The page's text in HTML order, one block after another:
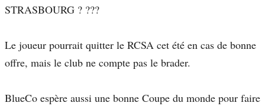
STRASBOURG ? ???
Le joueur pourrait quitter le RCSA cet été en cas de bonne
offre, mais le club ne compte pas le brader.
BlueCo espère aussi une bonne Coupe du monde pour faire